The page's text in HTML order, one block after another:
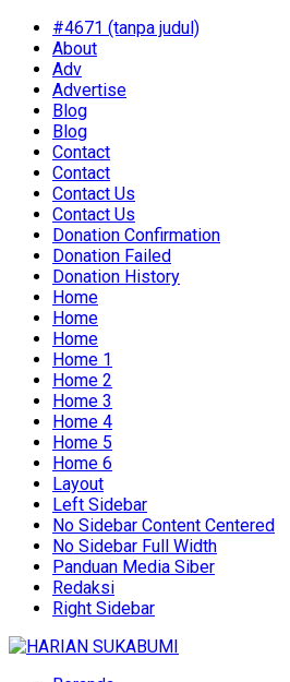
#4671 (tanpa judul)
About
Adv
Advertise
Blog
Blog
Contact
Contact
Contact Us
Contact Us
Donation Confirmation
Donation Failed
Donation History
Home
Home
Home
Home 1
Home 2
Home 3
Home 4
Home 5
Home 6
Layout
Left Sidebar
No Sidebar Content Centered
No Sidebar Full Width
Panduan Media Siber
Redaksi
Right Sidebar